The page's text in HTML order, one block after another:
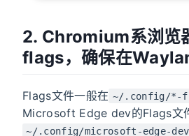
2. Chromium系浏览
flags，确保在
Flags文件一般在 ~/.config/*-
Microsoft Edge dev的Flags文
~/.config/microsoft-edge-